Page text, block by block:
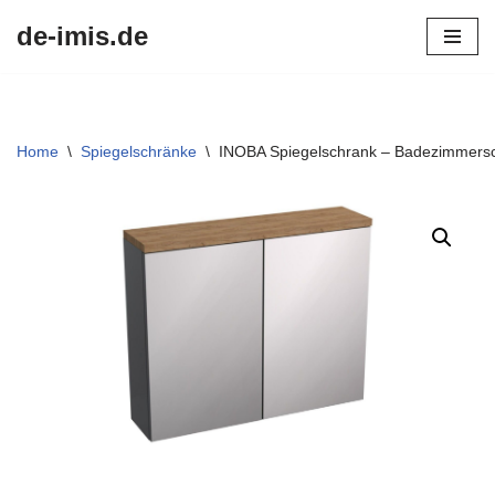
de-imis.de
Home \ Spiegelschränke \ INOBA Spiegelschrank –